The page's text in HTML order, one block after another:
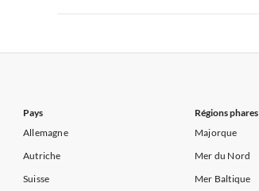
Appartements de Vacances à Côte atlantique
Pays
Allemagne
Autriche
Suisse
Régions phares
Majorque
Mer du Nord
Mer Baltique